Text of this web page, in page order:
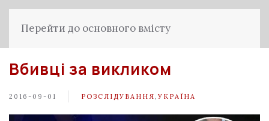
Перейти до основного вмісту
Вбивці за викликом
2016-09-01 РОЗСЛІДУВАННЯ УКРАЇНА